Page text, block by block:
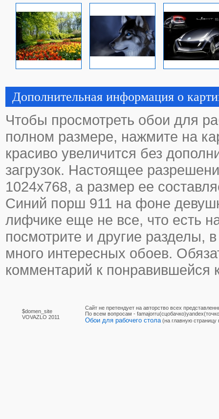
Дополнительная информация о
Чтобы просмотреть обои для
полном размере, нажмите на
красиво увеличится без
загрузок. Настоящее
1024х768, а размер ее
Синий порш 911 на фоне
лифчике еще не все, что есть
посмотрите и другие разделы,
много интересных обоев.
комментарий к понравившейся
$domen_site
VOVAZLO 2011
Сайт не претендует на авторство всех
По вcем вопросам -
Обои для рабочего стола (на главную страницу